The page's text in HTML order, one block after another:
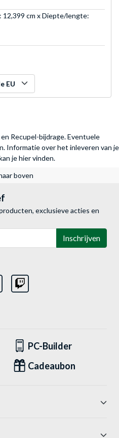
12,399 cm x Diepte/lengte:
EU
Recupel-bijdrage. Eventuele
Informatie over het inleveren van je
je hier vinden.
boven
exclusieve acties en
Inschrijven
PC-Builder
Cadeaubon